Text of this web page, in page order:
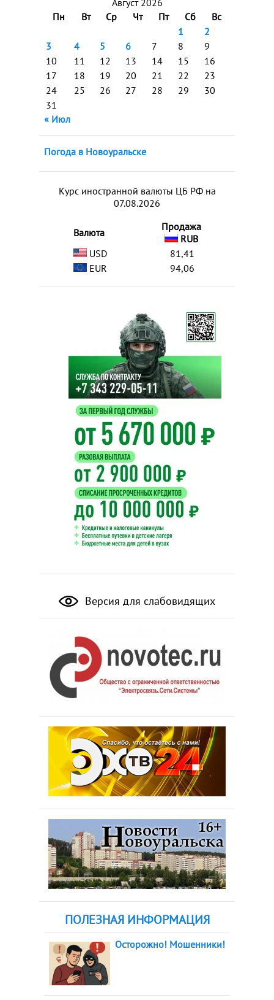
Август 2026
Пн
Вт Ср Чт Пт Сб
Вс
1
2
3
4 5 6 7 8
9
10
11 12 13 14 15
16
17
18 19 20 21 22
23
24
25 26 27 28 29
30
31
« Июл
Погода в Новоуральске
Курс иностранной валюты ЦБ РФ на
07.08.2026
Валюта
Продажа
RUB
USD
81,41
EUR
94,06
Версия для слабовидящих
ПОЛЕЗНАЯ ИНФОРМАЦИЯ
Осторожно! Мошенники!